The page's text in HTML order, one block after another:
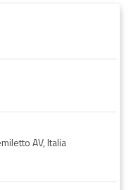
AV, Italia